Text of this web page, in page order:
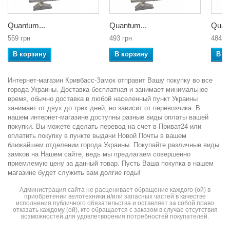
Quantum...
559 грн
В корзину
Quantum...
493 грн
В корзину
484
В
Интернет-магазин Кривбасс-Замок отправит Вашу покупку во все
города Украины. Доставка бесплатная и занимает минимальное
время, обычно доставка в любой населенный пункт Украины
занимает от двух до трех дней, но зависит от перевозчика. В
нашем интернет-магазине доступны разные виды оплаты вашей
покупки. Вы можете сделать перевод на счет в Приват24 или
оплатить покупку в пункте выдачи Новой Почты в вашем
ближайшем отделении города Украины. Покупайте различные виды
замков на Нашем сайте, ведь мы предлагаем совершенно
приемлемую цену за данный товар. Пусть Ваша покупка в нашем
магазине будет служить вам долгие годы!
Администрация сайта не расценивает обращение каждого (ой) в
приобретении велотехники и/или запасных частей в качестве
исполнения публичного обязательства и оставляет за собой право
отказать каждому (ой), кто обращается с заказом в случае отсутствия
возможностей для удовлетворения потребностей покупателей.